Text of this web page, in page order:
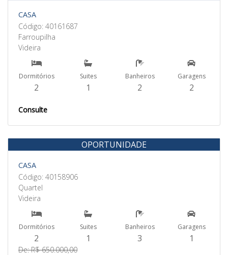
CASA
Código: 40161687
Farroupilha
Videira
Dormitórios
2
Suites
1
Banheiros
2
Garagens
2
Consulte
Venda
OPORTUNIDADE
CASA
Código: 40158906
Quartel
Videira
Dormitórios
2
Suites
1
Banheiros
3
Garagens
1
De: R$ 650.000,00